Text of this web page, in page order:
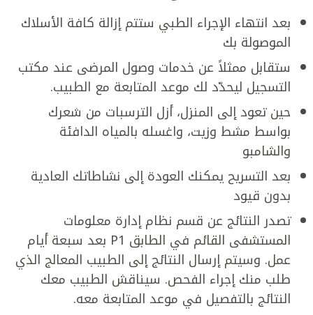
بعد انتهاء الإجراء الطبي ستتم إزالة كافة الأسلاك
الموصولة بك
ستقابل ممثلاً عن خدمات وصول المرضى عند مكتب
التسجيل ليحدّد لك موعد المتابعة مع الطبيب.
حين تعود إلى المنزل، أزل الترسبات من شعرك
بواسط مشط وزيت، واغسله بالمياه الدافئة
والشامبو
بعد التسريح يمكنك العودة إلى نشاطاتك العادية
بدون قيود
تصدر النتائج عن قسم نظام إدارة معلومات
المستشفى القائم في الطابق P1 بعد سبعة أيام
عمل. وسيتم إرسال النتائج إلى الطبيب المعالج الذي
طلب منك إجراء الفحص. سيناقش الطبيب معك
النتائج بالتفصيل في موعد المتابعة معه.